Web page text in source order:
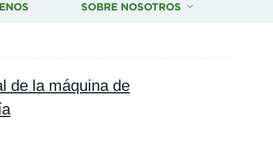
SOBRE NOSOTROS
de la máquina de